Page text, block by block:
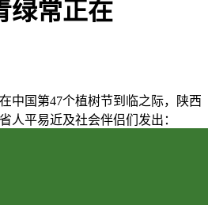
绿常正在
国第47个植树节到临之际，陕西
人平易近及社会伴侣们发出：